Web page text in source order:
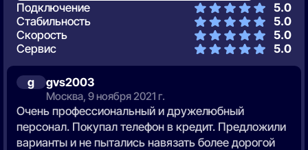
g gvs2003
Москва, 9 ноября 2021 г.
Очень профессиональный и дружелюбный
персонал. Покупал телефон в кредит. Предложили
варианты и не пытались навязать более дорогой
Подключение
5.0
Стабильность
5.0
Скорость
5.0
Сервис
5.0